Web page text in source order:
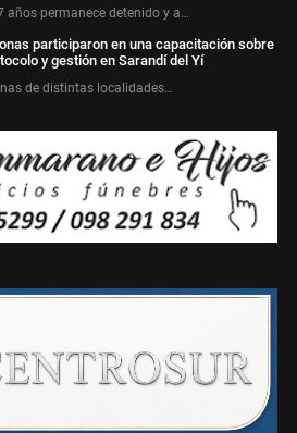
años permanece detenido y a…
participaron en una capacitación sobre
y gestión en Sarandí del Yí
de distintas localidades…